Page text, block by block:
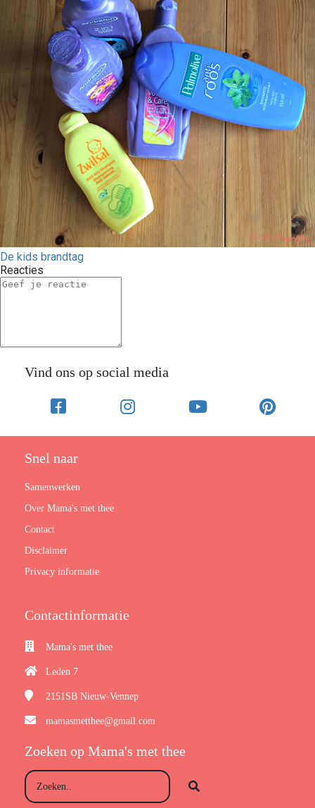
De kids brandtag
Reacties
Vind ons op social media
Snel naar
Samenwerken
Over Mama's met thee
Contact
Disclaimer
Privacy informatie
Contactinformatie
Mama's met thee
Leden 7
2151SB Nieuw-Vennep
mamasmetthee@gmail.com
Zoeken op Mama's met thee